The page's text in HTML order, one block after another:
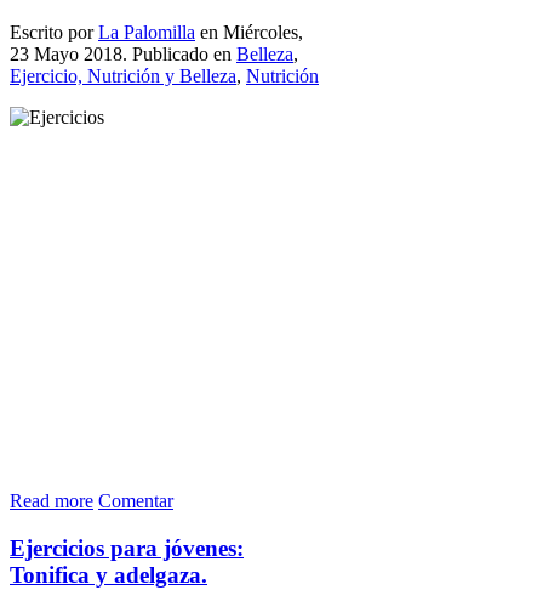
Escrito porLa Palomilla en Miércoles,
23 Mayo 2018. Publicado en Belleza,
Ejercicio, Nutrición y Belleza, Nutrición
Read more Comentar
Ejercicios para jóvenes:
Tonifica y adelgaza.